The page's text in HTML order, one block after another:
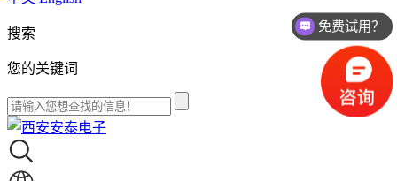
搜索
您的关键词
免费试用？